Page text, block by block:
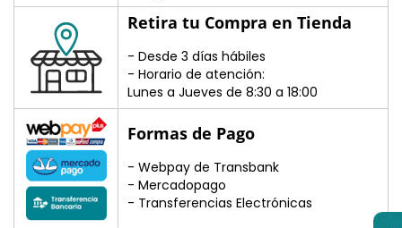
Retira tu Compra en Tienda
- Desde 3 días hábiles
- Horario de atención:
Lunes a Jueves de 8:30 a 18:00
Formas de Pago
- Webpay de Transbank
- Mercadopago
- Transferencias Electrónicas